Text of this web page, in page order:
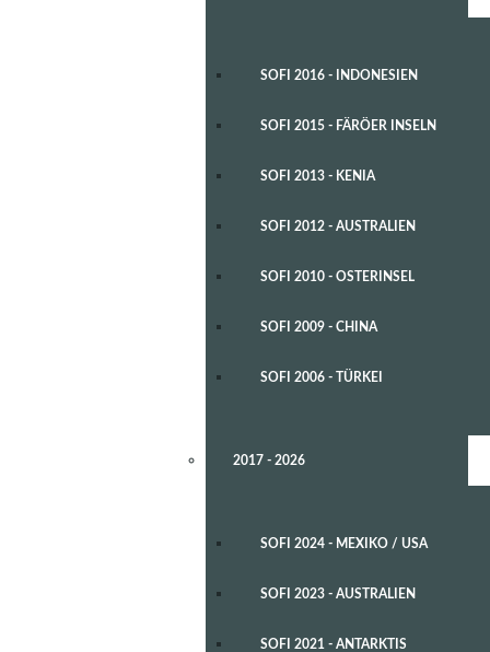
SOFI 2016 - INDONESIEN
SOFI 2015 - FÄRÖER INSELN
SOFI 2013 - KENIA
SOFI 2012 - AUSTRALIEN
SOFI 2010 - OSTERINSEL
SOFI 2009 - CHINA
SOFI 2006 - TÜRKEI
2017 - 2026
SOFI 2024 - MEXIKO / USA
SOFI 2023 - AUSTRALIEN
SOFI 2021 - ANTARKTIS